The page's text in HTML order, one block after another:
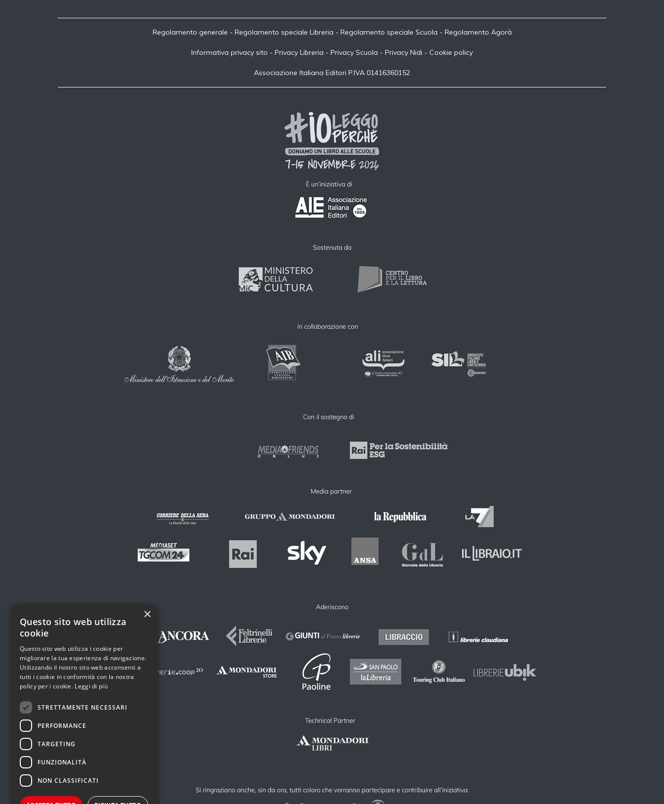
Regolamento generale - Regolamento speciale Libreria - Regolamento speciale Scuola - Regolamento Agorà
Informativa privacy sito - Privacy Libreria - Privacy Scuola - Privacy Nidi - Cookie policy
Associazione Italiana Editori P.IVA 01416360152
×
Questo sito web utilizza
cookie
Questo sito web utilizza i cookie per
migliorare la tua esperienza di navigazione.
Utilizzando il nostro sito web acconsenti a
tutti i cookie in conformità con la nostra
policy per i cookie. Leggi di più
STRETTAMENTE NECESSARI
PERFORMANCE
TARGETING
FUNZIONALITÀ
NON CLASSIFICATI